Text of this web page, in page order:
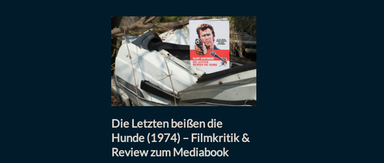
Die Letzten beißen die
Hunde (1974) – Filmkritik &
Review zum Mediabook